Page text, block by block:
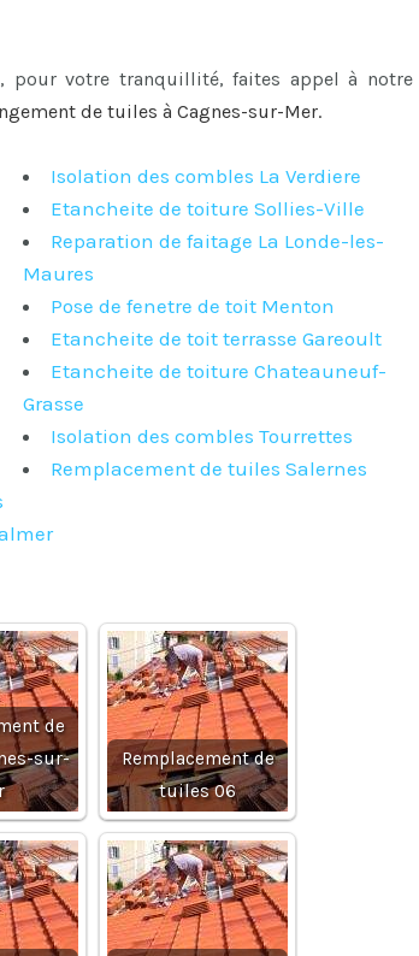
votre tranquillité, faites appel à notre
de tuiles à Cagnes-sur-Mer.
Isolation des combles La Verdiere
Etancheite de toiture Sollies-Ville
Reparation de faitage La Londe-les-
Maures
Pose de fenetre de toit Menton
Etancheite de toit terrasse Gareoult
Etancheite de toiture Chateauneuf-
Grasse
Isolation des combles Tourrettes
Remplacement de tuiles Salernes
de
sur-
Remplacement de
tuiles 06